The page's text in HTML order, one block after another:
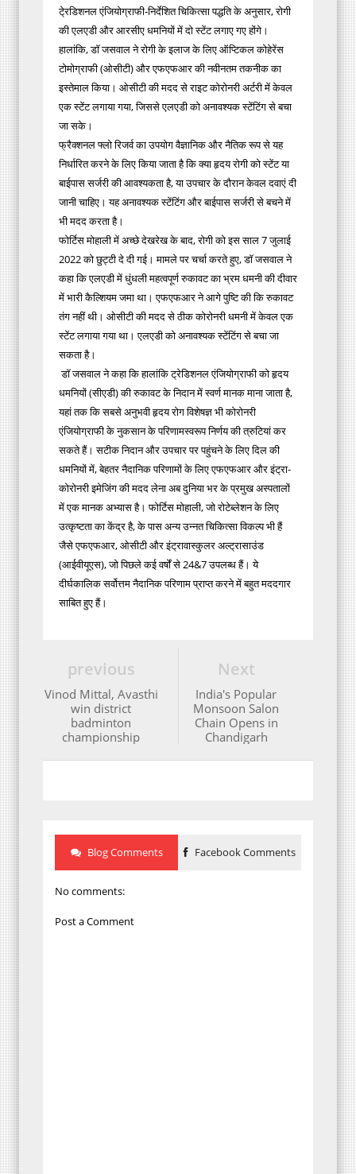
टे्रडिशनल एंजियोग्राफी-निर्देशित चिकित्सा पद्धति के अनुसार, रोगी
की एलएडी और आरसीए धमनियों में दो स्टेंट लगाए गए होंगे।
हालांकि, डॉ जसवाल ने रोगी के इलाज के लिए ऑप्टिकल कोहेरेंस
टोमोग्राफी (ओसीटी) और एफएफआर की नवीनतम तकनीक का
इस्तेमाल किया। ओसीटी की मदद से राइट कोरोनरी अर्टरी में केवल
एक स्टेंट लगाया गया, जिससे एलएडी को अनावश्यक स्टेंटिंग से बचा
जा सके।
फ्रैक्शनल फ्लो रिजर्व का उपयोग वैज्ञानिक और नैतिक रूप से यह
निर्धारित करने के लिए किया जाता है कि क्या हृदय रोगी को स्टेंट या
बाईपास सर्जरी की आवश्यकता है, या उपचार के दौरान केवल दवाएं दी
जानी चाहिए। यह अनावश्यक स्टेंटिंग और बाईपास सर्जरी से बचने में
भी मदद करता है।
फोर्टिस मोहाली में अच्छे देखरेख के बाद, रोगी को इस साल 7 जुलाई
2022 को छुट्टी दे दी गई। मामले पर चर्चा करते हुए, डॉ जसवाल ने
कहा कि एलएडी में धुंधली महत्वपूर्ण रुकावट का भ्रम धमनी की दीवार
में भारी कैल्शियम जमा था। एफएफआर ने आगे पुष्टि की कि रुकावट
तंग नहीं थी। ओसीटी की मदद से ठीक कोरोनरी धमनी में केवल एक
स्टेंट लगाया गया था। एलएडी को अनावश्यक स्टेंटिंग से बचा जा
सकता है।
डॉ जसवाल ने कहा कि हालांकि ट्रेडिशनल एंजियोग्राफी को हृदय
धमनियों (सीएडी) की रुकावट के निदान में स्वर्ण मानक माना जाता है,
यहां तक कि सबसे अनुभवी हृदय रोग विशेषज्ञ भी कोरोनरी
एंजियोग्राफी के नुकसान के परिणामस्वरूप निर्णय की त्रुटियां कर
सकते हैं। सटीक निदान और उपचार पर पहुंचने के लिए दिल की
धमनियों में, बेहतर नैदानिक परिणामों के लिए एफएफआर और इंट्रा-
कोरोनरी इमेजिंग की मदद लेना अब दुनिया भर के प्रमुख अस्पतालों
में एक मानक अभ्यास है। फोर्टिस मोहाली, जो रोटेब्लेशन के लिए
उत्कृष्टता का केंद्र है, के पास अन्य उन्नत चिकित्सा विकल्प भी हैं
जैसे एफएफआर, ओसीटी और इंट्रावास्कुलर अल्ट्रासाउंड
(आईवीयूएस), जो पिछले कई वर्षों से 24&7 उपलब्ध हैं। ये
दीर्घकालिक सर्वोत्तम नैदानिक परिणाम प्राप्त करने में बहुत मददगार
साबित हुए हैं।
Next
India's Popular
Monsoon Salon
Chain Opens in
Chandigarh
previous
Vinod Mittal, Avasthi
win district
badminton
championship
Blog Comments Facebook Comments
No comments:
Post a Comment